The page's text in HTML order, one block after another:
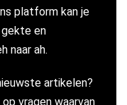
platform kan je
gekte en
naar ah.
artikelen?
vragen waarvan